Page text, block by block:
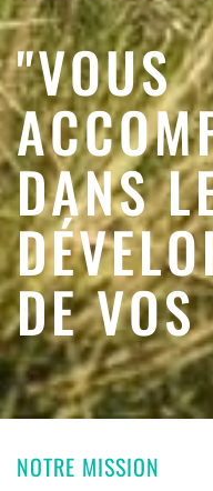
"VOUS
DANS
DE
NOTRE MISSION